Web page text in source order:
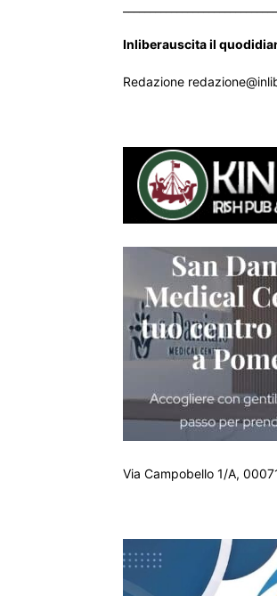
Inliberauscita il
Redazione
Via Campobello 1/A,